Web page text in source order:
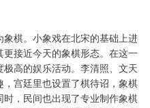
棋。小象戏在北宋的基础上进
接近今天的象棋形态。在这一
高的娱乐活动。李清照、文天
宫廷里也设置了棋待诏，象棋
，民间也出现了专业制作象棋